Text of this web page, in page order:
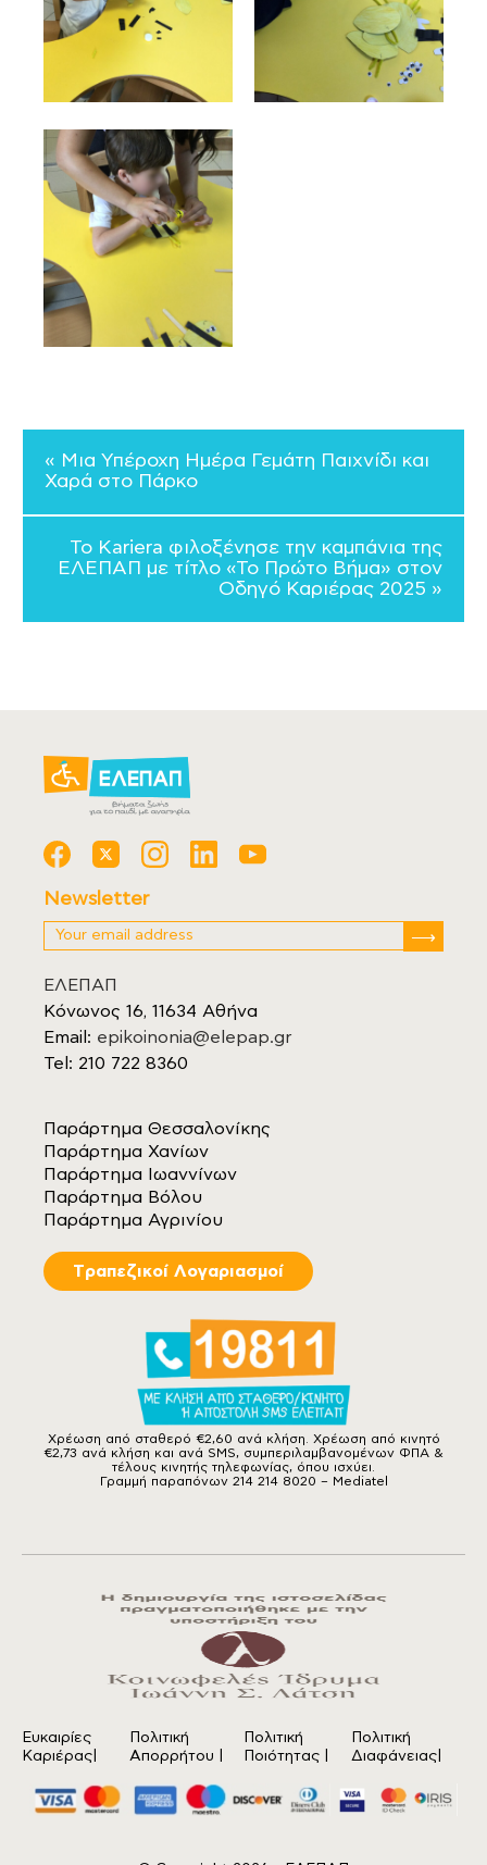
« Μια Υπέροχη Ημέρα Γεμάτη Παιχνίδι και
Χαρά στο Πάρκο
Το Kariera φιλοξένησε την καμπάνια της
ΕΛΕΠΑΠ με τίτλο «Το Πρώτο Βήμα» στον
Οδηγό Καριέρας 2025 »
Newsletter
ΕΛΕΠΑΠ
Κόνωνος 16, 11634 Αθήνα
Email: epikoinonia@elepap.gr
Tel: 210 722 8360
Παράρτημα Θεσσαλονίκης
Παράρτημα Χανίων
Παράρτημα Ιωαννίνων
Παράρτημα Βόλου
Παράρτημα Αγρινίου
Tραπεζικοί Λογαριασμοί
Χρέωση από σταθερό €2,60 ανά κλήση. Χρέωση από κινητό
€2,73 ανά κλήση και ανά SMS, συμπεριλαμβανομένων ΦΠΑ &
τέλους κινητής τηλεφωνίας, όπου ισχύει.
Γραμμή παραπόνων 214 214 8020 – Mediatel
Ευκαιρίες
Καριέρας|
Πολιτική
Απορρήτου
Πολιτική
Ποιότητας
Πολιτική
Διαφάνειας|